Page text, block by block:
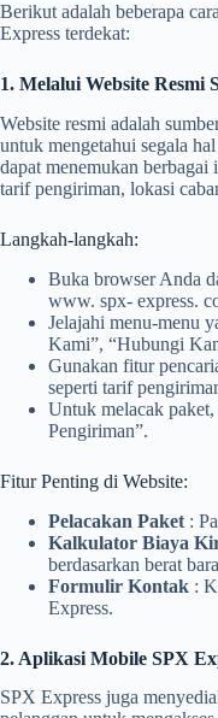
Berikut adalah beberapa
Express terdekat:
1. Melalui Website Resmi
Website resmi adalah
untuk mengetahui segala
dapat menemukan
tarif pengiriman, lokasi
Langkah-langkah:
Buka browser Anda
www. spx- express.
Jelajahi menu-menu
Kami”, “Hubungi
Gunakan fitur
seperti tarif
Untuk melacak
Pengiriman”.
Fitur Penting di Website:
Pelacakan Paket :
Kalkulator Biaya
berdasarkan berat
Formulir Kontak :
Express.
2. Aplikasi Mobile SPX
SPX Express juga